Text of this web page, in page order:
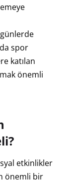
spor
katılan
önemli
etkinlikler
önemli bir